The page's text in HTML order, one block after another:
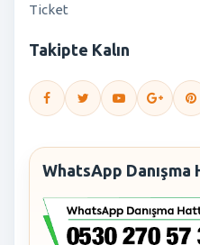
Ticket
Takipte Kalın
WhatsApp Danışma